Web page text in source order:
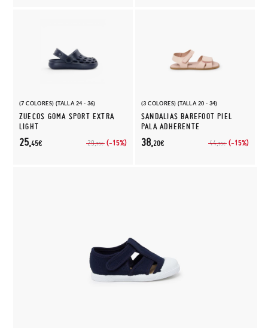
(7 COLORES) (TALLA 24 - 36)
ZUECOS GOMA SPORT EXTRA
LIGHT
29,95€ (-15%)
25,45€
(3 COLORES) (TALLA 20 - 34)
SANDALIAS BAREFOOT PIEL
PALA ADHERENTE
44,95€ (-15%)
38,20€